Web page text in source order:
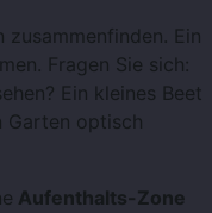
Ein
Fragen Sie sich:
Ein kleines Beet
Garten optisch
Aufenthalts-Zone